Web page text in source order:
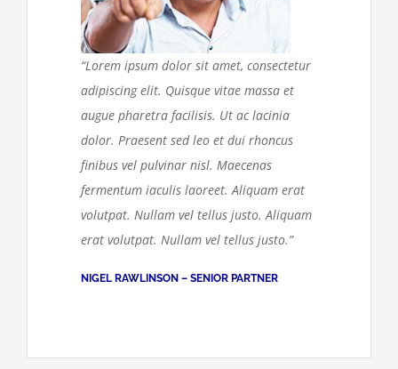
“Lorem ipsum dolor sit amet, consectetur
adipiscing elit. Quisque vitae massa et
augue pharetra facilisis. Ut ac lacinia
dolor. Praesent sed leo et dui rhoncus
finibus vel pulvinar nisl. Maecenas
fermentum iaculis laoreet. Aliquam erat
volutpat. Nullam vel tellus justo. Aliquam
erat volutpat. Nullam vel tellus justo.”
NIGEL RAWLINSON – SENIOR PARTNER